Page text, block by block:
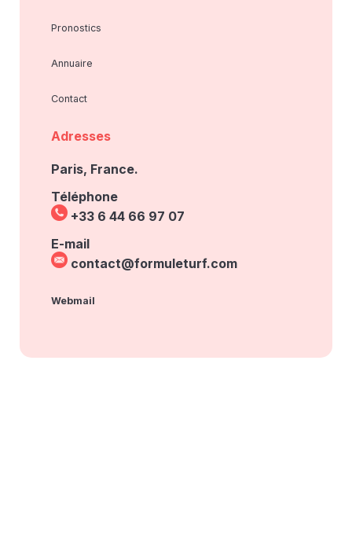
Pronostics
Annuaire
Contact
Adresses
Paris, France.
Téléphone
+33 6 44 66 97 07
E-mail
contact@formuleturf.com
Webmail